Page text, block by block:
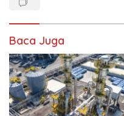
Baca Juga